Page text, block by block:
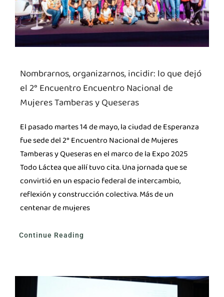
Nombrarnos, organizarnos, incidir: lo que dejó
el 2° Encuentro Encuentro Nacional de
Mujeres Tamberas y Queseras
El pasado martes 14 de mayo, la ciudad de Esperanza
fue sede del 2° Encuentro Nacional de Mujeres
Tamberas y Queseras en el marco de la Expo 2025
Todo Láctea que allí tuvo cita. Una jornada que se
convirtió en un espacio federal de intercambio,
reflexión y construcción colectiva. Más de un
centenar de mujeres
Continue Reading